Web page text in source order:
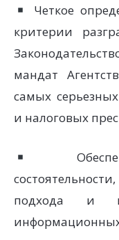
Четкое
критерии
мандат
самых
и налоговых
подхода и